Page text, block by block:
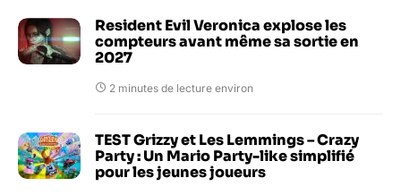
Resident Evil Veronica explose les
compteurs avant même sa sortie en
2027
2 minutes de lecture environ
TEST Grizzy et Les Lemmings – Crazy
Party : Un Mario Party-like simplifié
pour les jeunes joueurs